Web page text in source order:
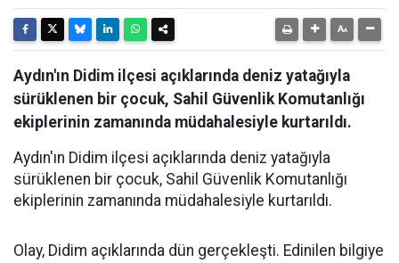
Aydın'ın Didim ilçesi açıklarında deniz yatağıyla
sürüklenen bir çocuk, Sahil Güvenlik Komutanlığı
ekiplerinin zamanında müdahalesiyle kurtarıldı.
Aydın'ın Didim ilçesi açıklarında deniz yatağıyla
sürüklenen bir çocuk, Sahil Güvenlik Komutanlığı
ekiplerinin zamanında müdahalesiyle kurtarıldı.
Olay, Didim açıklarında dün gerçekleşti. Edinilen bilgiye